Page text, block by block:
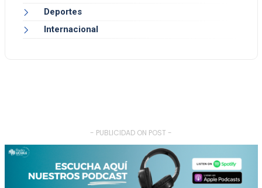
Deportes
Internacional
- PUBLICIDAD ON POST -